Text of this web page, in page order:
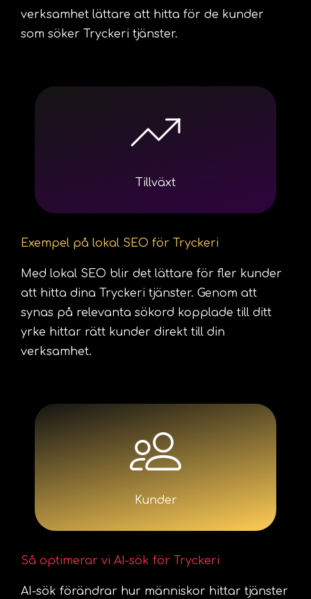
verksamhet lättare att hitta för de kunder
som söker Tryckeri tjänster.
Tillväxt
Exempel på lokal SEO för Tryckeri
Med lokal SEO blir det lättare för fler kunder
att hitta dina Tryckeri tjänster. Genom att
synas på relevanta sökord kopplade till ditt
yrke hittar rätt kunder direkt till din
verksamhet.
Kunder
Så optimerar vi AI-sök för Tryckeri
AI-sök förändrar hur människor hittar tjänster